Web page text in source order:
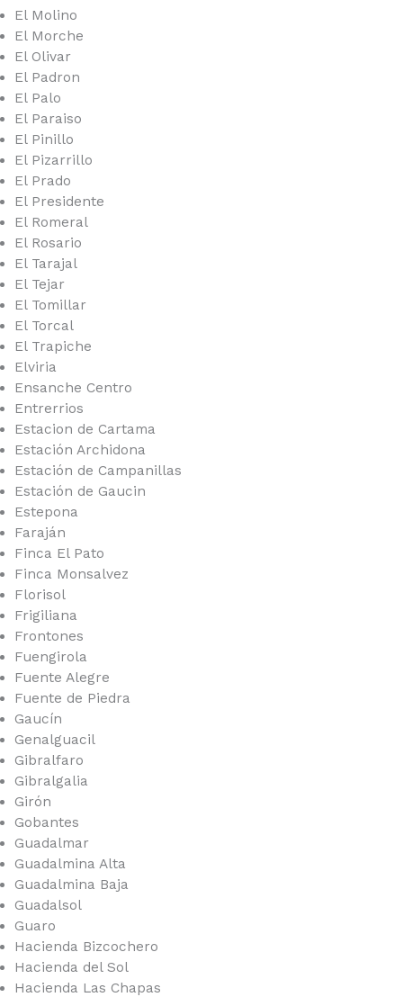
El Molino
El Morche
El Olivar
El Padron
El Palo
El Paraiso
El Pinillo
El Pizarrillo
El Prado
El Presidente
El Romeral
El Rosario
El Tarajal
El Tejar
El Tomillar
El Torcal
El Trapiche
Elviria
Ensanche Centro
Entrerrios
Estacion de Cartama
Estación Archidona
Estación de Campanillas
Estación de Gaucin
Estepona
Faraján
Finca El Pato
Finca Monsalvez
Florisol
Frigiliana
Frontones
Fuengirola
Fuente Alegre
Fuente de Piedra
Gaucín
Genalguacil
Gibralfaro
Gibralgalia
Girón
Gobantes
Guadalmar
Guadalmina Alta
Guadalmina Baja
Guadalsol
Guaro
Hacienda Bizcochero
Hacienda del Sol
Hacienda Las Chapas